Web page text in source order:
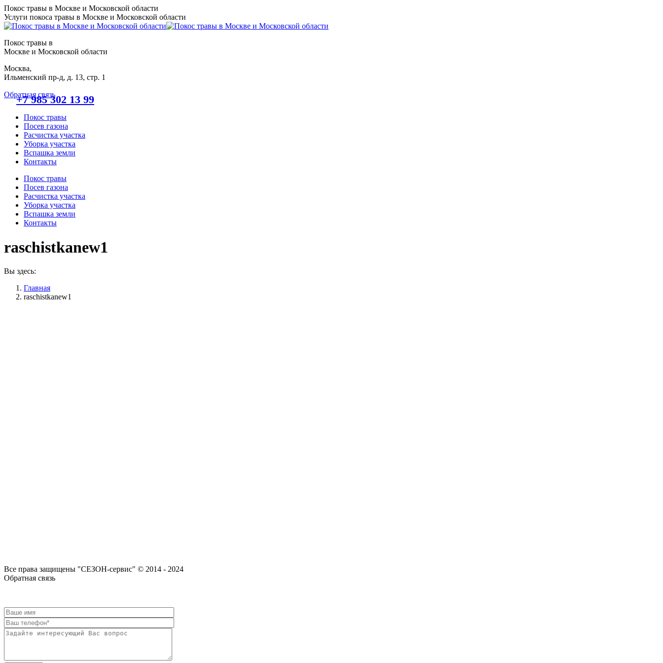
Перейти
к
содержанию
Покос травы в Москве и Московской области
Услуги покоса травы в Москве и Московской области
Покос травы в
Москве и Московской области
Москва,
Ильменский пр-д, д. 13, стр. 1
Обратная связь
+7 985 302 13 99
Покос травы
Посев газона
Расчистка участка
Уборка участка
Вспашка земли
Контакты
Покос травы
Посев газона
Расчистка участка
Уборка участка
Вспашка земли
Контакты
raschistkanew1
Вы здесь:
Главная
raschistkanew1
Все права защищены "СЕЗОН-сервис" © 2014 - 2024
Вверх
Обратная связь